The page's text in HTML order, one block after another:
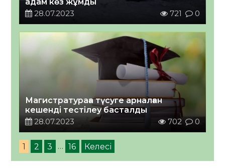
адам көз жұмды
28.07.2023
721 0
Магистратураға түсуге арналған
кешенді тестілеу басталды
28.07.2023
702 0
1 2 3 … 16 Келесі